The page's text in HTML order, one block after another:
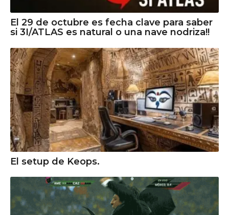
El 29 de octubre es fecha clave para saber
si 3I/ATLAS es natural o una nave nodriza!!
El setup de Keops.